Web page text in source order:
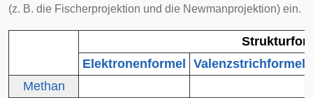
(z. B. die Fischerprojektion und die Newmanprojektion) ein.
Elektronenformel
Valenzstrichformel
Methan